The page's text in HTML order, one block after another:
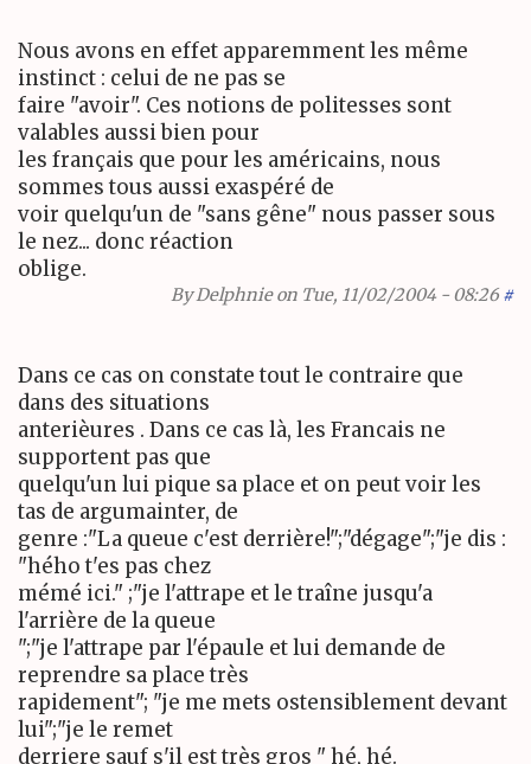
Nous avons en effet apparemment les même
instinct : celui de ne pas se
faire "avoir". Ces notions de politesses sont
valables aussi bien pour
les français que pour les américains, nous
sommes tous aussi exaspéré de
voir quelqu'un de "sans gêne" nous passer sous
le nez... donc réaction
oblige.
ByDelphnieon Tue, 11/02/2004 - 08:26 #
Dans ce cas on constate tout le contraire que
dans des situations
anterièures . Dans ce cas là, les Francais ne
supportent pas que
quelqu'un lui pique sa place et on peut voir les
tas de argumainter, de
genre :"La queue c'est derrière!";"dégage";"je dis :
"hého t'es pas chez
mémé ici." ;"je l'attrape et le traîne jusqu'a
l'arrière de la queue
";"je l'attrape par l'épaule et lui demande de
reprendre sa place très
rapidement"; "je me mets ostensiblement devant
lui";"je le remet
derriere sauf s'il est très gros " hé, hé.